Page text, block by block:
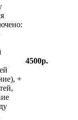
+
4500р.